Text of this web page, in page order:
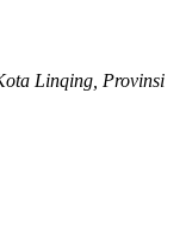
Linqing, Provinsi